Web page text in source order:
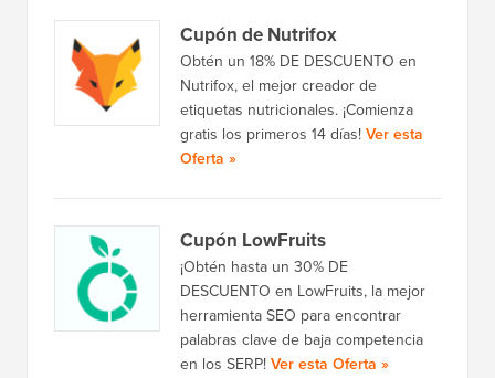
Cupón de Nutrifox
Obtén un 18% DE DESCUENTO en
Nutrifox, el mejor creador de
etiquetas nutricionales. ¡Comienza
gratis los primeros 14 días!Ver esta
Oferta »
Cupón LowFruits
¡Obtén hasta un 30% DE
DESCUENTO en LowFruits, la mejor
herramienta SEO para encontrar
palabras clave de baja competencia
en los SERP!Ver esta Oferta »